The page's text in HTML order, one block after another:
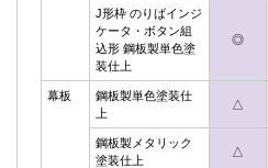
J形枠 のりばインジ
ケータ・ボタン組
込形 鋼板製単色塗
装仕上
◎
幕板
鋼板製単色塗装仕
上
△
鋼板製メタリック
塗装仕上
△